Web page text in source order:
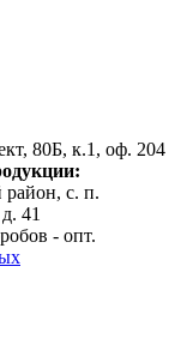
80Б, к.1, оф. 204
район, с. п.
41
- опт.